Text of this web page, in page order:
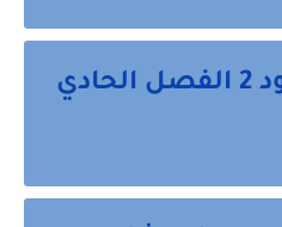
رواية أبيض وأسود 2 الفصل الحادي